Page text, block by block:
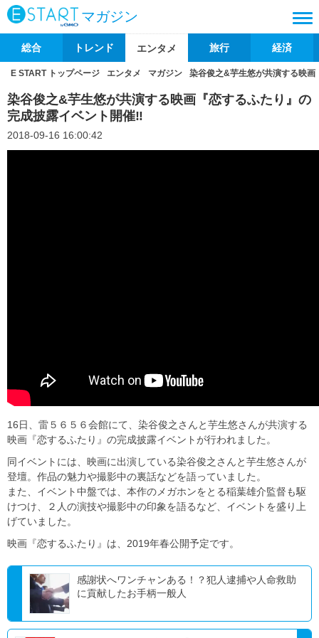
マガジン
総合 トレンド エンタメ 旅行 経済
E START トップページ エンタメ マガジン 染谷俊之&芋生悠が共演する映
染谷俊之&芋生悠が共演する映画『恋するふたり』の
完成披露イベント開催‼
2018-09-16 16:00:42
16日、雷５６５６会館にて、染谷俊之さんと芋生悠さんが共演する
映画『恋するふたり』の完成披露イベントが行われました。
同イベントには、映画に出演している染谷俊之さんと芋生悠さんが
登壇。作品の魅力や撮影中の裏話などを語っていました。
また、イベント中盤では、本作のメガホンをとる稲葉雄介監督も駆
けつけ、２人の演技や撮影中の印象を語るなど、イベントを盛り上
げていました。
映画『恋するふたり』は、2019年春公開予定です。
感謝状へワンチャンある！？犯人逮捕や人命救助
に貢献したお手柄一般人